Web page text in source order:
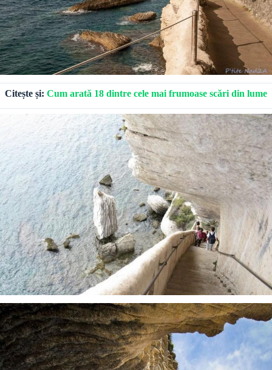
Citește și: Cum arată 18 dintre cele mai frumoase scări din lume